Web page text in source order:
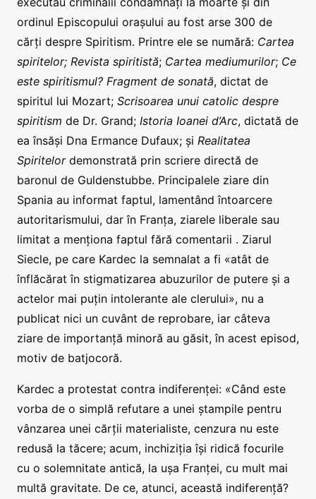
ordinul Episcopului orașului au fost arse 300 de
cărți despre Spiritism. Printre ele se numără: Cartea
spiritelor; Revista spiritistă; Cartea mediumurilor; Ce
este spiritismul? Fragment de sonată, dictat de
spiritul lui Mozart; Scrisoarea unui catolic despre
spiritism de Dr. Grand; Istoria Ioanei d’Arc, dictată de
ea însăși Dna Ermance Dufaux; și Realitatea
Spiritelordemonstrată prin scriere directă de
baronul de Guldenstubbe. Principalele ziare din
Spania au informat faptul, lamentând întoarcere
autoritarismului, dar în Franța, ziarele liberale sau
limitat a menționa faptul fără comentarii . Ziarul
Siecle, pe care Kardec la semnalat a fi «atât de
înflăcărat în stigmatizarea abuzurilor de putere și a
actelor mai puțin intolerante ale clerului», nu a
publicat nici un cuvânt de reprobare, iar câteva
ziare de importanță minoră au găsit, în acest episod,
motiv de batjocoră.
Kardec a protestat contra indiferenței: «Când este
vorba de o simplă refutare a unei ștampile pentru
vânzarea unei cărții materialiste, cenzura nu este
redusă la tăcere; acum, inchiziția își ridică focurile
cu o solemnitate antică, la ușa Franței, cu mult mai
multă gravitate. De ce, atunci, această indiferență?